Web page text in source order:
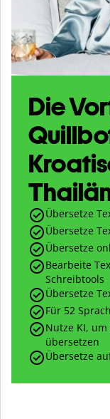
Die
Übersetze
Übersetze
Übersetze
Bearbeite
Schreibtools
Übersetze
Für 52
Nutze KI,
übersetzen
Übersetze